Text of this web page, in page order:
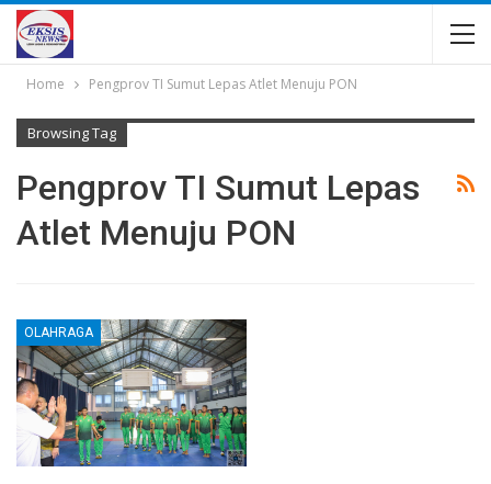
Home Pengprov TI Sumut Lepas Atlet Menuju PON
Browsing Tag
Pengprov TI Sumut Lepas
Atlet Menuju PON
OLAHRAGA